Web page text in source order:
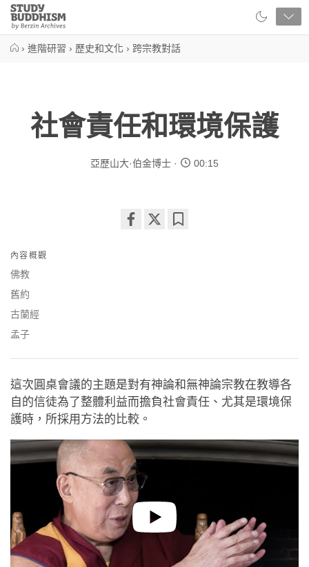
Close
Study
Buddhism
› 進階研習 › 歷史和文化 › 跨宗教對話
社會責任和環境保護
亞歷山大·伯金博士 00:15
內容概觀
佛教
舊約
古蘭經
孟子
這次圓桌會議的主題是對有神論和無神論宗教在教導各
自的信徒為了整體利益而擔負社會責任、尤其是環境保
護時，所採用方法的比較。